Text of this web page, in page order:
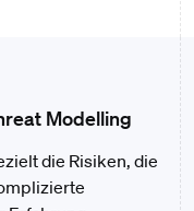
Modelling
die Risiken, die